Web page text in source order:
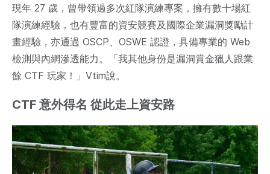
現年 27 歲，曾帶領過多次紅隊演練專案，擁有數十場紅
隊演練經驗，也有豐富的資安競賽及國際企業漏洞獎勵計
畫經驗，亦通過 OSCP、OSWE 認證，具備專業的 Web
檢測與內網滲透能力。「我其他身份是漏洞賞金獵人跟業
餘 CTF 玩家！」Vtim說。
CTF 意外得名 從此走上資安路